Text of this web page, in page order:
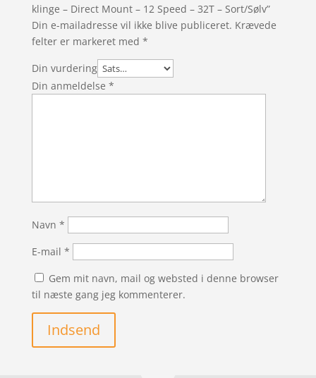
klinge – Direct Mount – 12 Speed – 32T – Sort/Sølv”
Din e-mailadresse vil ikke blive publiceret. Krævede
felter er markeret med *
Din vurdering
Din anmeldelse *
Navn *
E-mail *
Gem mit navn, mail og websted i denne browser
til næste gang jeg kommenterer.
Indsend